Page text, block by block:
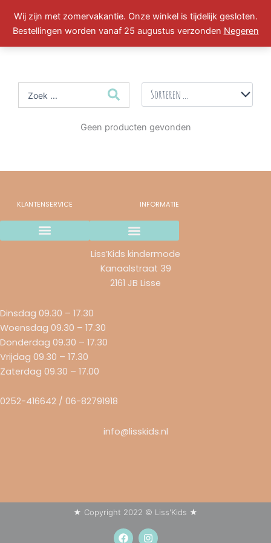
Wij zijn met zomervakantie. Onze winkel is tijdelijk gesloten.
Bestellingen worden vanaf 25 augustus verzonden Negeren
naar
inhoud
0
Geen producten gevonden
KLANTENSERVICE INFORMATIE
Liss’Kids kindermode
Kanaalstraat 39
2161 JB Lisse
Dinsdag 09.30 – 17.30
Woensdag 09.30 – 17.30
Donderdag 09.30 – 17.30
Vrijdag 09.30 – 17.30
Zaterdag 09.30 – 17.00
0252-416642 / 06-82791918
info@lisskids.nl
★ Copyright 2022 © Liss'Kids ★
F
I